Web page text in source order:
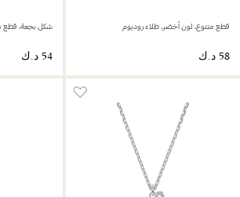
قطع متنوع، لون أخضر، طلاء روديوم